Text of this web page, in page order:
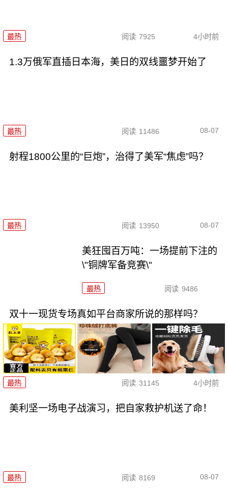
最热 阅读 7925 4小时前
1.3万俄军直插日本海，美日的双线噩梦开始了
最热 阅读 11486 08-07
射程1800公里的“巨炮”，治得了美军“焦虑”吗？
最热 阅读 13950 08-07
美狂囤百万吨：一场提前下注的
\"铜牌军备竞赛\"
最热 阅读 9486
双十一现货专场真如平台商家所说的那样吗？
最热 阅读 31145 4小时前
美利坚一场电子战演习，把自家救护机送了命！
最热 阅读 8169 08-07